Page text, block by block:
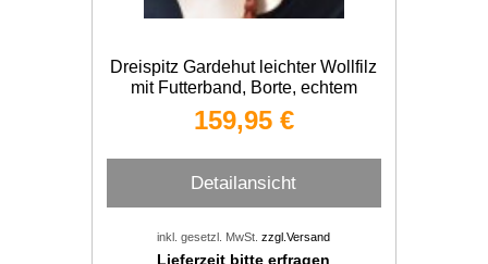
Dreispitz Gardehut leichter Wollfilz
mit Futterband, Borte, echtem
Kaninfellbesatz
159,95 €
Detailansicht
inkl. gesetzl. MwSt.zzgl.Versand
Lieferzeit bitte erfragen